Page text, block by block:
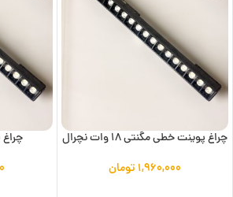
چراغ پوینت خطی مگنتی 18 وات نچرال
۱,۹۶۰,۰۰۰ تومان
چراغ